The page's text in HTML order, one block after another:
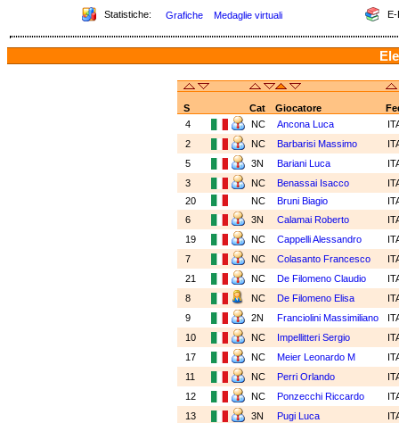
Statistiche: Grafiche Medaglie virtuali E-
S Cat Giocatore
4
NC Ancona Luca
2
NC Barbarisi Massimo
5
3N Bariani Luca
3
NC Benassai Isacco
20
NC Bruni Biagio
6
3N Calamai Roberto
19
NC Cappelli Alessandro
7
NC Colasanto Francesco
21
NC De Filomeno Claudio
8
NC De Filomeno Elisa
9
2N Franciolini Massimiliano
10
NC Impellitteri Sergio
17
NC Meier Leonardo M
11
NC Perri Orlando
12
NC Ponzecchi Riccardo
13
3N Pugi Luca